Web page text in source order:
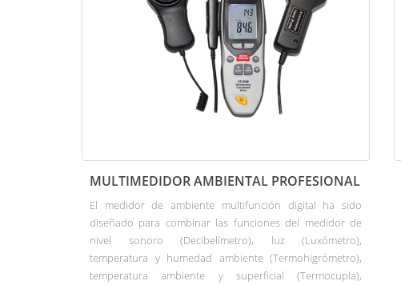
MULTIMEDIDOR AMBIENTAL PROFESIONAL
El medidor de ambiente multifunción digital ha sido
diseñado para combinar las funciones del medidor de
nivel sonoro (Decibelímetro), luz (Luxómetro),
temperatura y humedad ambiente (Termohigrómetro),
temperatura ambiente y superficial (Termocupla),